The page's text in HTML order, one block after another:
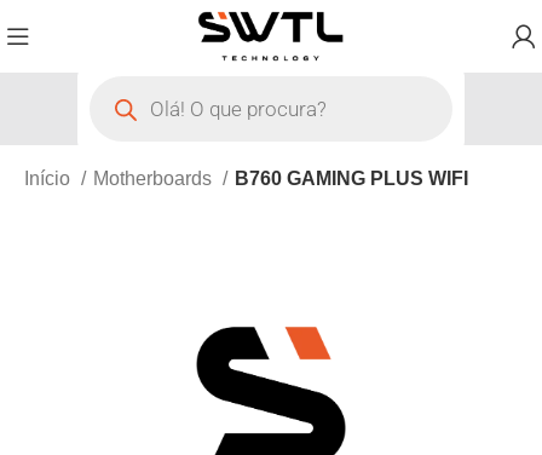
Início Motherboards B760 GAMING PLUS WIFI